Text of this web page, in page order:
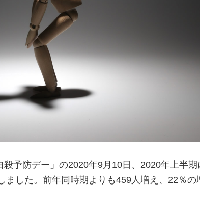
予防デー」の2020年9月10日、2020年上半期
ました。前年同時期よりも459人増え、22％の